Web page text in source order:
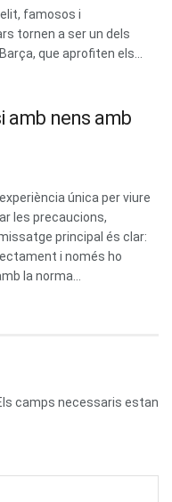
famosos i
tornen a ser un dels
que aprofiten els...
amb nens amb
única per viure
les precaucions,
principal és clar:
i només ho
la norma...
camps necessaris estan